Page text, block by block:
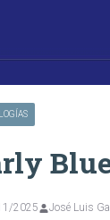
2025 José Luis